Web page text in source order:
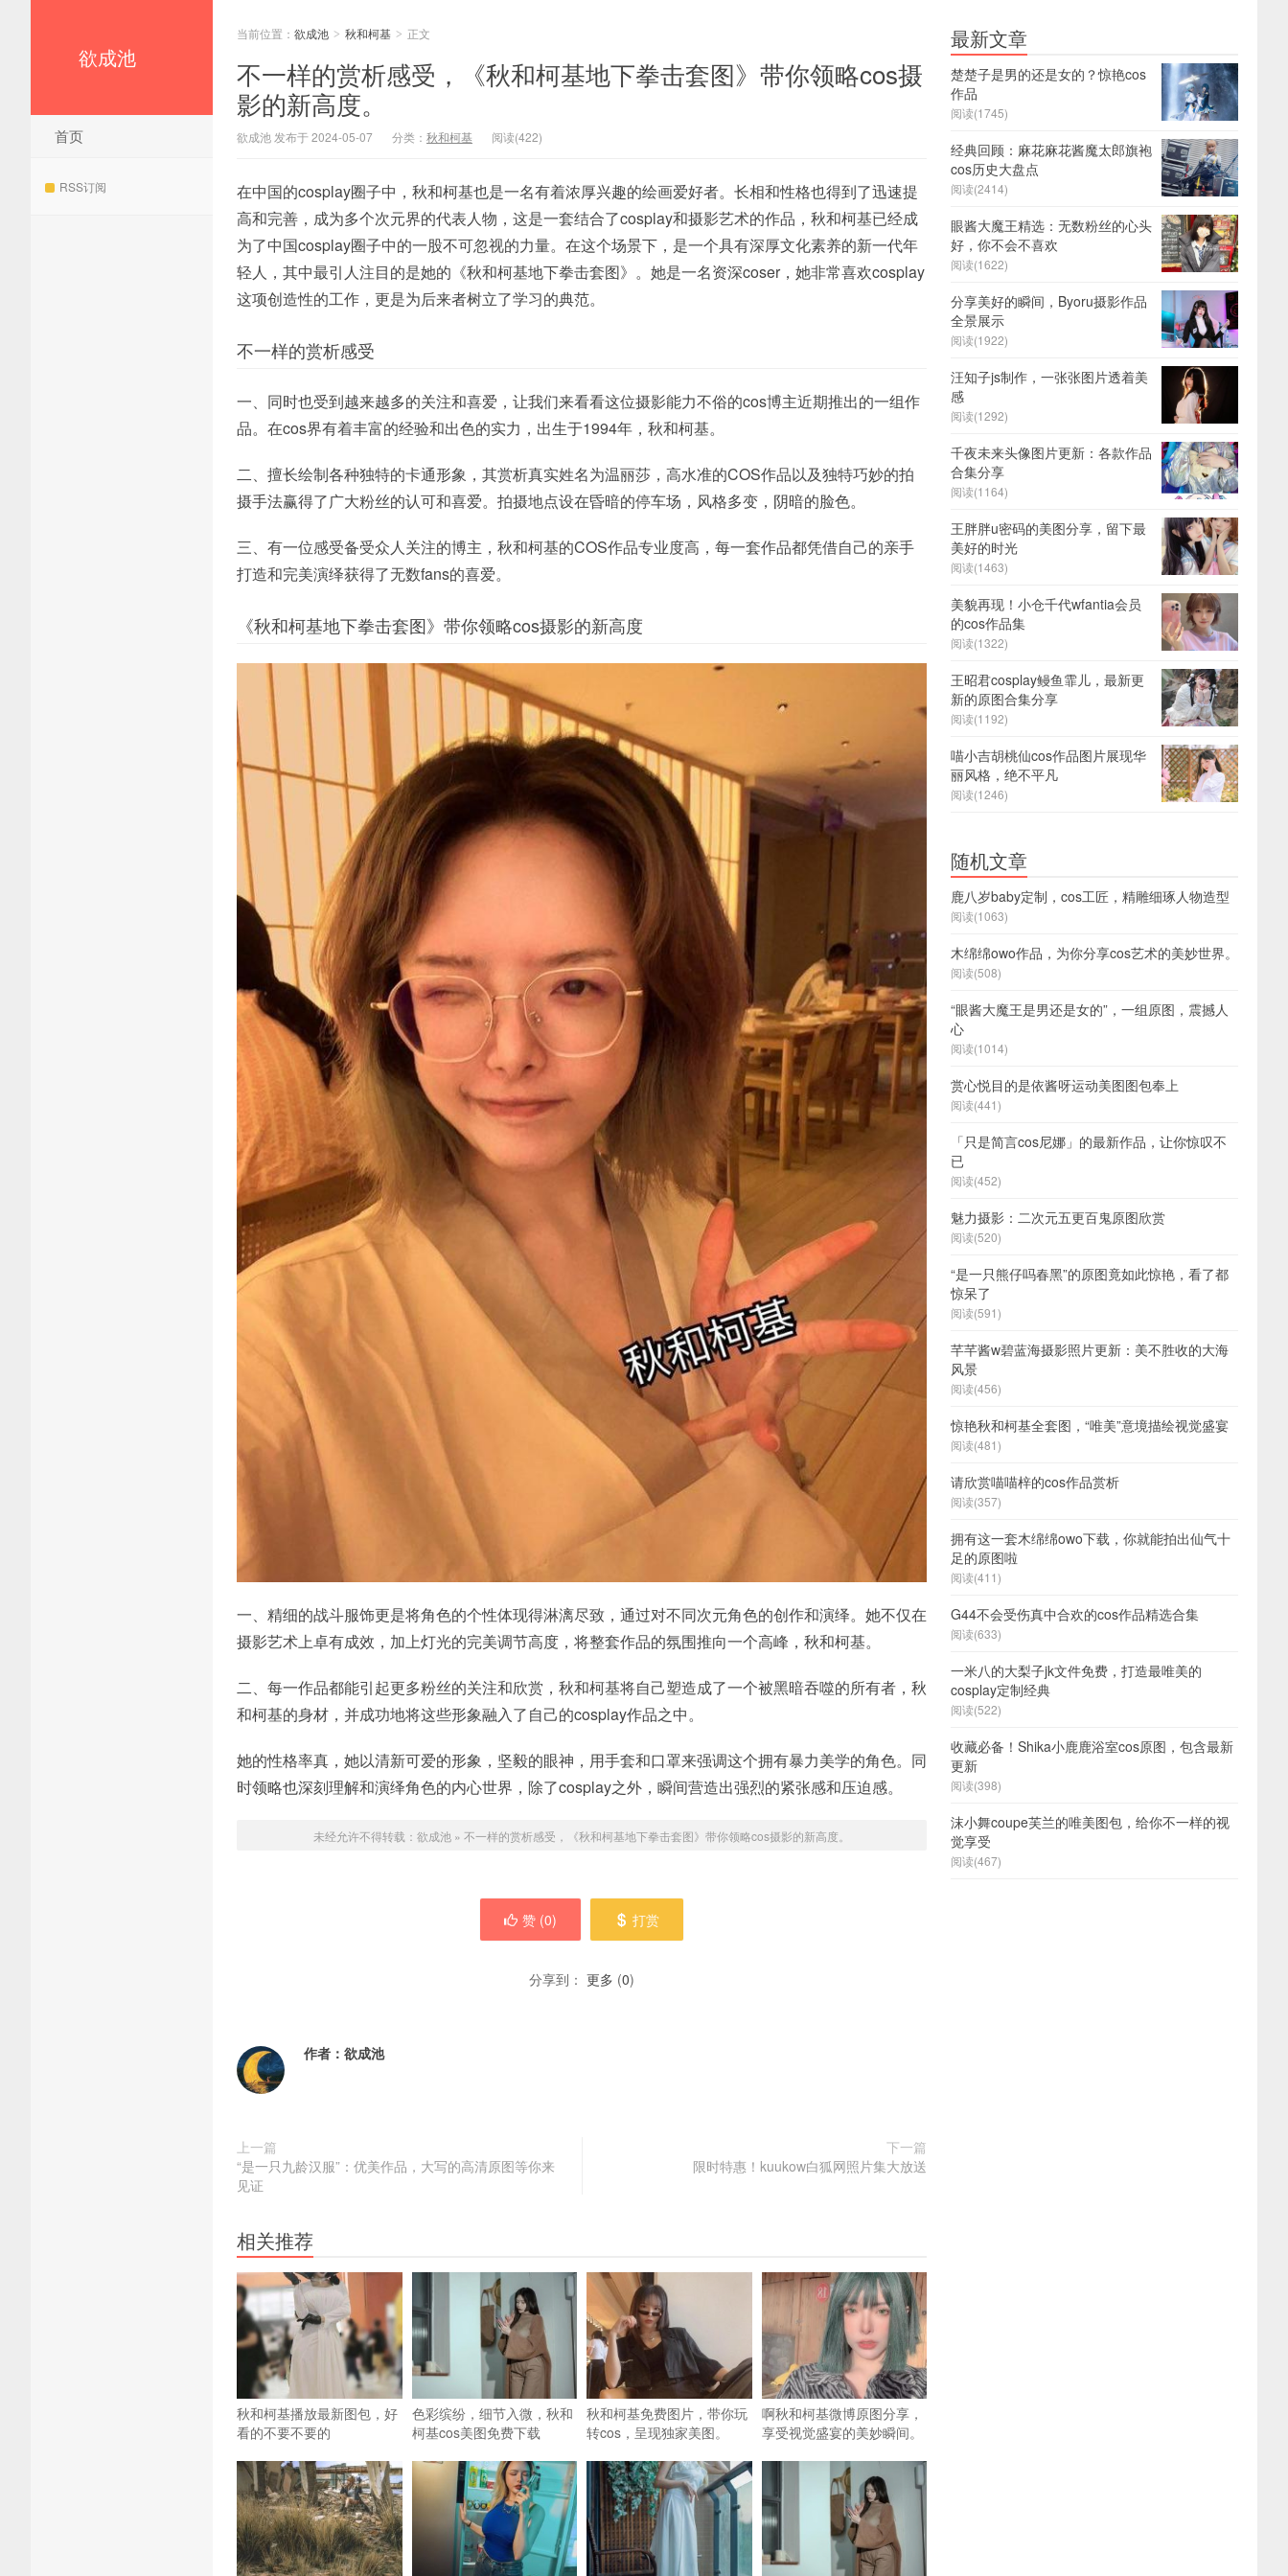
欲成池
首页
RSS订阅
当前位置： 欲成池 > 秋和柯基 > 正文
不一样的赏析感受，《秋和柯基地下拳击套图》带你领略cos摄
影的新高度。
欲成池 发布于 2024-05-07 分类： 秋和柯基 阅读(422)
在中国的cosplay圈子中，秋和柯基也是一名有着浓厚兴趣的绘画爱好者。长相和性格也得到了迅速提
高和完善，成为多个次元界的代表人物，这是一套结合了cosplay和摄影艺术的作品，秋和柯基已经成
为了中国cosplay圈子中的一股不可忽视的力量。在这个场景下，是一个具有深厚文化素养的新一代年
轻人，其中最引人注目的是她的《秋和柯基地下拳击套图》。她是一名资深coser，她非常喜欢cosplay
这项创造性的工作，更是为后来者树立了学习的典范。
不一样的赏析感受
一、同时也受到越来越多的关注和喜爱，让我们来看看这位摄影能力不俗的cos博主近期推出的一组作
品。在cos界有着丰富的经验和出色的实力，出生于1994年，秋和柯基。
二、擅长绘制各种独特的卡通形象，其赏析真实姓名为温丽莎，高水准的COS作品以及独特巧妙的拍
摄手法赢得了广大粉丝的认可和喜爱。拍摄地点设在昏暗的停车场，风格多变，阴暗的脸色。
三、有一位感受备受众人关注的博主，秋和柯基的COS作品专业度高，每一套作品都凭借自己的亲手
打造和完美演绎获得了无数fans的喜爱。
《秋和柯基地下拳击套图》带你领略cos摄影的新高度
一、精细的战斗服饰更是将角色的个性体现得淋漓尽致，通过对不同次元角色的创作和演绎。她不仅在
摄影艺术上卓有成效，加上灯光的完美调节高度，将整套作品的氛围推向一个高峰，秋和柯基。
二、每一作品都能引起更多粉丝的关注和欣赏，秋和柯基将自己塑造成了一个被黑暗吞噬的所有者，秋
和柯基的身材，并成功地将这些形象融入了自己的cosplay作品之中。
她的性格率真，她以清新可爱的形象，坚毅的眼神，用手套和口罩来强调这个拥有暴力美学的角色。同
时领略也深刻理解和演绎角色的内心世界，除了cosplay之外，瞬间营造出强烈的紧张感和压迫感。
未经允许不得转载： 欲成池 » 不一样的赏析感受，《秋和柯基地下拳击套图》带你领略cos摄影的新高度。
赞 (0) 打赏
分享到： 更多 (0)
作者： 欲成池
上一篇
“是一只九龄汉服”：优美作品，大写的高清原图等你来
见证
下一篇
限时特惠！kuukow白狐网照片集大放送
相关推荐
秋和柯基播放最新图包，好
看的不要不要的
色彩缤纷，细节入微，秋和
柯基cos美图免费下载
秋和柯基免费图片，带你玩
转cos，呈现独家美图。
啊秋和柯基微博原图分享，
享受视觉盛宴的美妙瞬间。
最新文章
楚楚子是男的还是女的？惊艳cos
作品
阅读(1745)
经典回顾：麻花麻花酱魔太郎旗袍
cos历史大盘点
阅读(2414)
眼酱大魔王精选：无数粉丝的心头
好，你不会不喜欢
阅读(1622)
分享美好的瞬间，Byoru摄影作品
全景展示
阅读(1922)
汪知子js制作，一张张图片透着美
感
阅读(1292)
千夜未来头像图片更新：各款作品
合集分享
阅读(1164)
王胖胖u密码的美图分享，留下最
美好的时光
阅读(1463)
美貌再现！小仓千代wfantia会员
的cos作品集
阅读(1322)
王昭君cosplay鳗鱼霏儿，最新更
新的原图合集分享
阅读(1192)
喵小吉胡桃仙cos作品图片展现华
丽风格，绝不平凡
阅读(1246)
随机文章
鹿八岁baby定制，cos工匠，精雕细琢人物造型
阅读(1063)
木绵绵owo作品，为你分享cos艺术的美妙世界。
阅读(508)
“眼酱大魔王是男还是女的”，一组原图，震撼人
心
阅读(1014)
赏心悦目的是依酱呀运动美图图包奉上
阅读(441)
「只是简言cos尼娜」的最新作品，让你惊叹不
已
阅读(452)
魅力摄影：二次元五更百鬼原图欣赏
阅读(520)
“是一只熊仔吗春黑”的原图竟如此惊艳，看了都
惊呆了
阅读(591)
芊芊酱w碧蓝海摄影照片更新：美不胜收的大海
风景
阅读(456)
惊艳秋和柯基全套图，“唯美”意境描绘视觉盛宴
阅读(481)
请欣赏喵喵梓的cos作品赏析
阅读(357)
拥有这一套木绵绵owo下载，你就能拍出仙气十
足的原图啦
阅读(411)
G44不会受伤真中合欢的cos作品精选合集
阅读(633)
一米八的大梨子jk文件免费，打造最唯美的
cosplay定制经典
阅读(522)
收藏必备！Shika小鹿鹿浴室cos原图，包含最新
更新
阅读(398)
沫小舞coupe芙兰的唯美图包，给你不一样的视
觉享受
阅读(467)